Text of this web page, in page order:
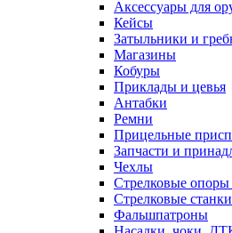
Аксессуары для
Кейсы
Затыльники и
Магазины
Кобуры
Приклады и цевья
Антабки
Ремни
Прицельные
Запчасти и
Чехлы
Стрелковые
Стрелковые
Фальшпатроны